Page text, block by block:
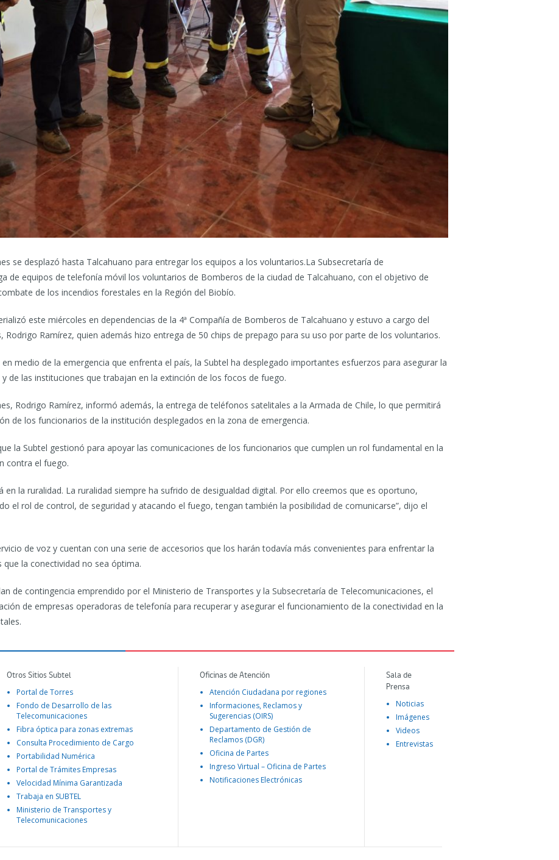
se desplazó hasta Talcahuano para entregar los equipos a los voluntarios.La Subsecretaría de
de equipos de telefonía móvil los voluntarios de Bomberos de la ciudad de Talcahuano, con el objetivo de
de los incendios forestales en la Región del Biobío.
este miércoles en dependencias de la 4ª Compañía de Bomberos de Talcahuano y estuvo a cargo del
Rodrigo Ramírez, quien además hizo entrega de 50 chips de prepago para su uso por parte de los voluntarios.
medio de la emergencia que enfrenta el país, la Subtel ha desplegado importantes esfuerzos para asegurar la
de las instituciones que trabajan en la extinción de los focos de fuego.
Rodrigo Ramírez, informó además, la entrega de teléfonos satelitales a la Armada de Chile, lo que permitirá
de los funcionarios de la institución desplegados en la zona de emergencia.
la Subtel gestionó para apoyar las comunicaciones de los funcionarios que cumplen un rol fundamental en la
contra el fuego.
en la ruralidad. La ruralidad siempre ha sufrido de desigualdad digital. Por ello creemos que es oportuno,
el rol de control, de seguridad y atacando el fuego, tengan también la posibilidad de comunicarse”, dijo el
de voz y cuentan con una serie de accesorios que los harán todavía más convenientes para enfrentar la
la conectividad no sea óptima.
de contingencia emprendido por el Ministerio de Transportes y la Subsecretaría de Telecomunicaciones, el
de empresas operadoras de telefonía para recuperar y asegurar el funcionamiento de la conectividad en la
Otros Sitios Subtel
Portal de Torres
Fondo de Desarrollo de las
Telecomunicaciones
Fibra óptica para zonas extremas
Consulta Procedimiento de Cargo
Portabilidad Numérica
Portal de Trámites Empresas
Velocidad Mínima Garantizada
Trabaja en SUBTEL
Ministerio de Transportes y
Telecomunicaciones
Oficinas de Atención
Atención Ciudadana por regiones
Informaciones, Reclamos y
Sugerencias (OIRS)
Departamento de Gestión de
Reclamos (DGR)
Oficina de Partes
Ingreso Virtual – Oficina de Partes
Notificaciones Electrónicas
Sala de
Prensa
Noticias
Imágenes
Videos
Entrevistas